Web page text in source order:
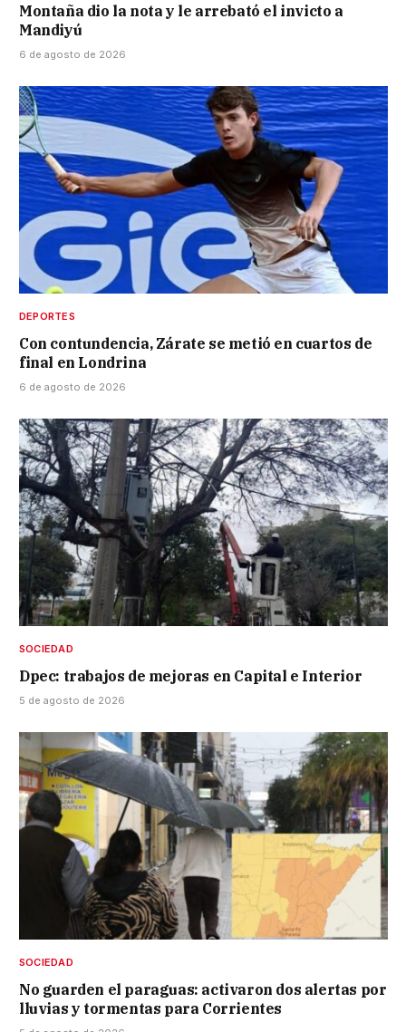
Montaña dio la nota y le arrebató el invicto a
Mandiyú
6 de agosto de 2026
DEPORTES
Con contundencia, Zárate se metió en cuartos de
final en Londrina
6 de agosto de 2026
SOCIEDAD
Dpec: trabajos de mejoras en Capital e Interior
5 de agosto de 2026
SOCIEDAD
No guarden el paraguas: activaron dos alertas por
lluvias y tormentas para Corrientes